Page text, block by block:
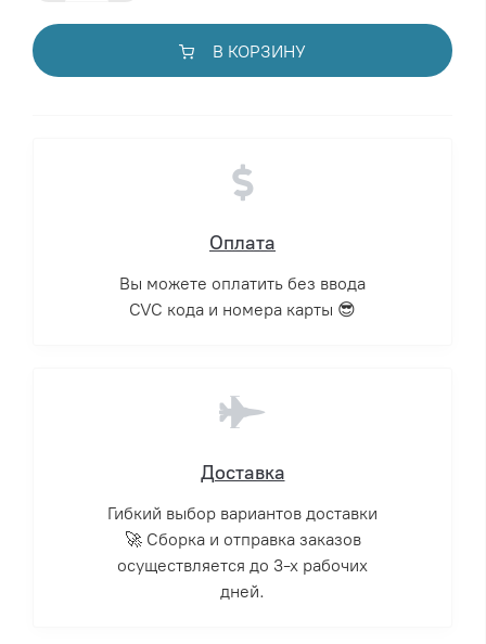
В КОРЗИНУ
Оплата
Вы можете оплатить без ввода
CVC кода и номера карты 😎
Доставка
Гибкий выбор вариантов доставки
🚀 Сборка и отправка заказов
осуществляется до 3-х рабочих
дней.